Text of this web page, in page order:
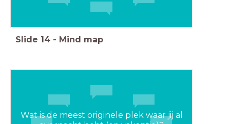
Slide 14 - Mind map
Wat is de meest originele plek waar jij al